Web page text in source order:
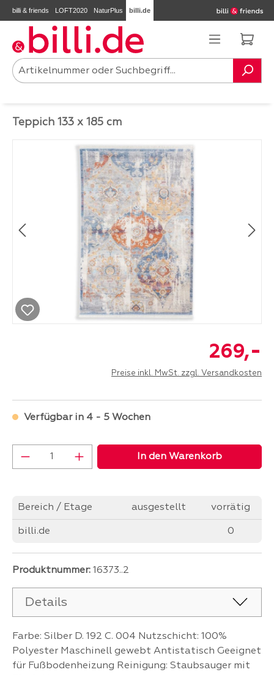
Zum Hauptinhalt springen
billi & friends LOFT2020 NaturPlus billi.de
Bildergalerie überspringen
Teppich 133 x 185 cm
269,-
Preise inkl. MwSt. zzgl. Versandkosten
Verfügbar in 4 - 5 Wochen
Produkt Anzahl: Gib den gewünschten
In den Warenkorb
Bereich / Etage ausgestellt vorrätig
billi.de 0
Produktnummer: 16373..2
Details
Farbe: Silber D. 192 C. 004 Nutzschicht: 100%
Polyester Maschinell gewebt Antistatisch Geeignet
für Fußbodenheizung Reinigung: Staubsauger mit